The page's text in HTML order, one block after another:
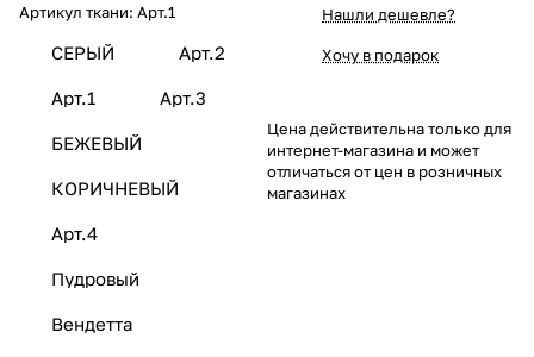
Артикул ткани: Арт.1
СЕРЫЙ Арт.2
Арт.1 Арт.3
БЕЖЕВЫЙ
КОРИЧНЕВЫЙ
Арт.4
Пудровый
Вендетта
Нашли дешевле?
Хочу в подарок
Цена действительна только для
интернет-магазина и может
отличаться от цен в розничных
магазинах